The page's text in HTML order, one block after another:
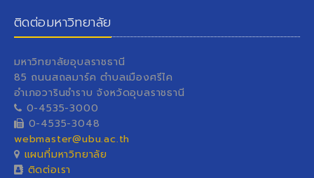
ติดต่อมหาวิทยาลัย
มหาวิทยาลัยอุบลราชธานี
85 ถนนสถลมาร์ค ตำบลเมืองศรีไค
อำเภอวารินชำราบ จังหวัดอุบลราชธานี
0-4535-3000
0-4535-3048
webmaster@ubu.ac.th
แผนที่มหาวิทยาลัย
ติดต่อเรา